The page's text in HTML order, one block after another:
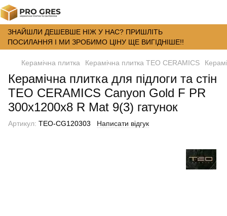
ЗНАЙШЛИ ДЕШЕВШЕ НІЖ У НАС? ПРИШЛІТЬ
ПОСИЛАННЯ І МИ ЗРОБИМО ЦІНУ ЩЕ ВИГІДНІШЕ!!
Керамічна плитка Керамічна плитка TEO CERAMICS
Керамічна плитка для підлоги та стін
TEO CERAMICS Canyon Gold F PR
300x1200x8 R Mat 9(3) гатунок
Артикул: ТЕО-СG120303 Написати відгук